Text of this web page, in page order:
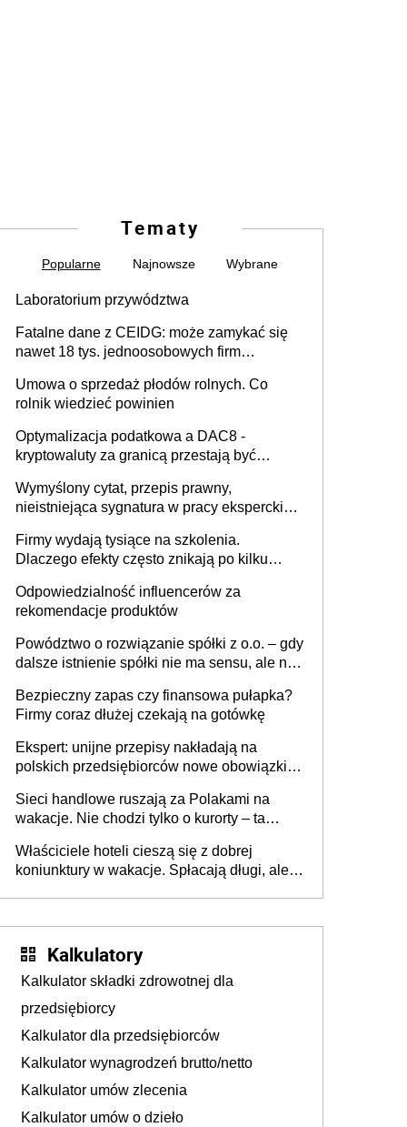
Tematy
Popularne Najnowsze Wybrane
Laboratorium przywództwa
Fatalne dane z CEIDG: może zamykać się
nawet 18 tys. jednoosobowych firm
Umowa o sprzedaż płodów rolnych. Co
rolnik wiedzieć powinien
Optymalizacja podatkowa a DAC8 -
kryptowaluty za granicą przestają być
Wymyślony cytat, przepis prawny,
nieistniejąca sygnatura w pracy eksperckiej -
firmie
Firmy wydają tysiące na szkolenia.
Dlaczego efekty często znikają po kilku
Odpowiedzialność influencerów za
rekomendacje produktów
Powództwo o rozwiązanie spółki z o.o. – gdy
dalsze istnienie spółki nie ma sensu, ale nie
Bezpieczny zapas czy finansowa pułapka?
Firmy coraz dłużej czekają na gotówkę
Ekspert: unijne przepisy nakładają na
polskich przedsiębiorców nowe obowiązki w
Sieci handlowe ruszają za Polakami na
wakacje. Nie chodzi tylko o kurorty – ta
tam, gdzie wielu spędzi urlop po cichu
Właściciele hoteli cieszą się z dobrej
koniunktury w wakacje. Spłacają długi, ale
Kalkulatory
Kalkulator składki zdrowotnej dla
przedsiębiorcy
Kalkulator dla przedsiębiorców
Kalkulator wynagrodzeń brutto/netto
Kalkulator umów zlecenia
Kalkulator umów o dzieło